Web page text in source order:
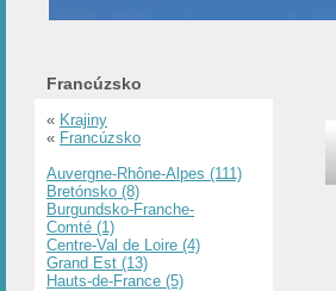
Francúzsko
« Krajiny
« Francúzsko
Auvergne-Rhône-Alpes (111)
Bretónsko (8)
Burgundsko-Franche-
Comté (1)
Centre-Val de Loire (4)
Grand Est (13)
Hauts-de-France (5)